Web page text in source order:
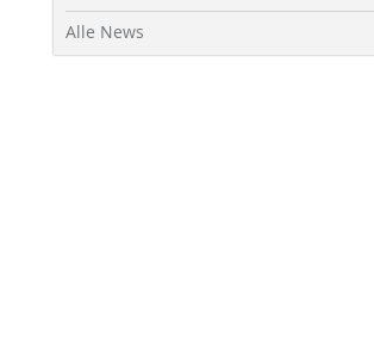
Alle News